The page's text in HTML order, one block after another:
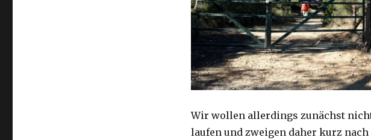
Wir wollen allerdings zunächst
laufen und zweigen daher kurz